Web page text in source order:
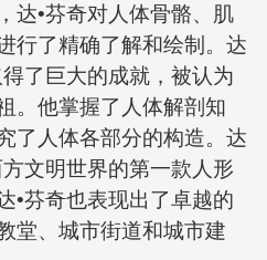
达•芬奇对人体骨骼、肌
行了精确了解和绘制。达
了巨大的成就，被认为
。他掌握了人体解剖知
了人体各部分的构造。达
文明世界的第一款人形
•芬奇也表现出了卓越的
堂、城市街道和城市建